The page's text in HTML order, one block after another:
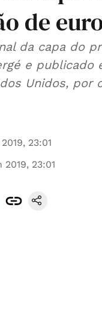
de
da capa do
e publicado
Unidos, por
23:01
2019, 23:01